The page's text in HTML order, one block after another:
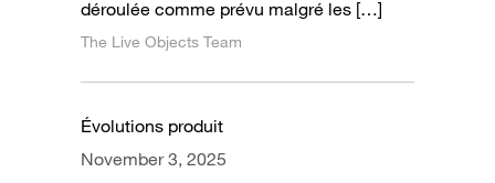
déroulée comme prévu malgré les […]
The Live Objects Team
Évolutions produit
November 3, 2025